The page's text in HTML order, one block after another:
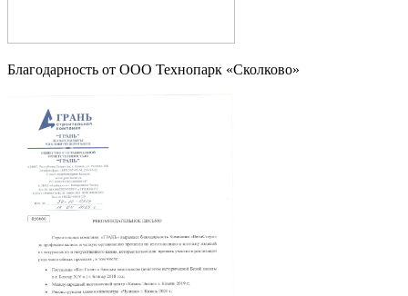
Благодарность от OOO Технопарк «Сколково»